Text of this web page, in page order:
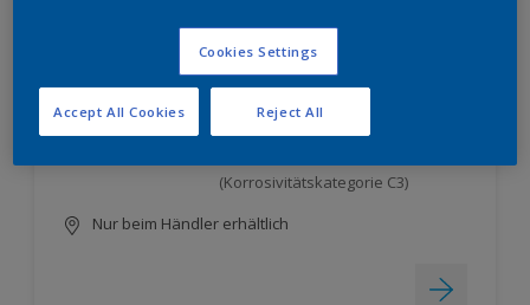
dank hervorragender
Untergrundbenetzung
sehr guter Korrosionsschutz;
bestätigt vom Institut für
(Korrosivitätskategorie C3)
Nur beim Händler erhältlich
Cookies Settings
Reject All
Accept All Cookies